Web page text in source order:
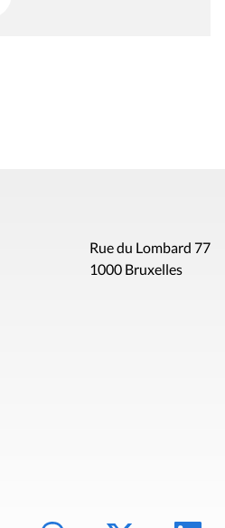
Rue du Lombard 77
1000 Bruxelles